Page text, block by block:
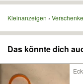
Kleinanzeigen
Das könnte dich